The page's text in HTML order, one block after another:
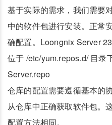
基于实际的需求，我们需要
中的软件包进行安装。正常
确配置。Loongnix Server
位于 /etc/yum.repos.d/ 目录
Server.repo
仓库的配置需要遵循基本的
从仓库中正确获取软件包。
配置方法相同。